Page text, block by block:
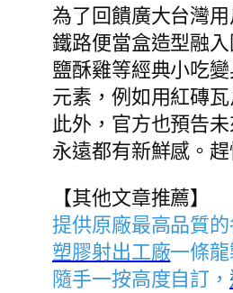
為了回饋廣大台灣
鐵路便當盒造型融
鹽酥雞等經典小吃
元素，例如用紅磚
此外，官方也預告
永遠都有新鮮感。
【其他文章推薦】
提供原廠最高品質
塑膠射出工廠一條
隨手一按高度自訂，